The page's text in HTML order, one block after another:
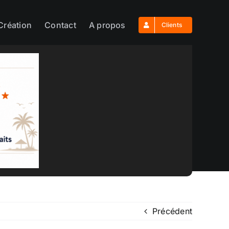
Contact A propos Clients
Précédent